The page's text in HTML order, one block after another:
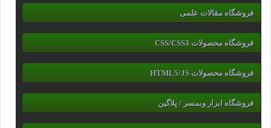
فروشگاه مقالات علمی
فروشگاه محصولات CSS/CSS3
فروشگاه محصولات HTML5/JS
فروشگاه ابزار وبمسر / پلاگین